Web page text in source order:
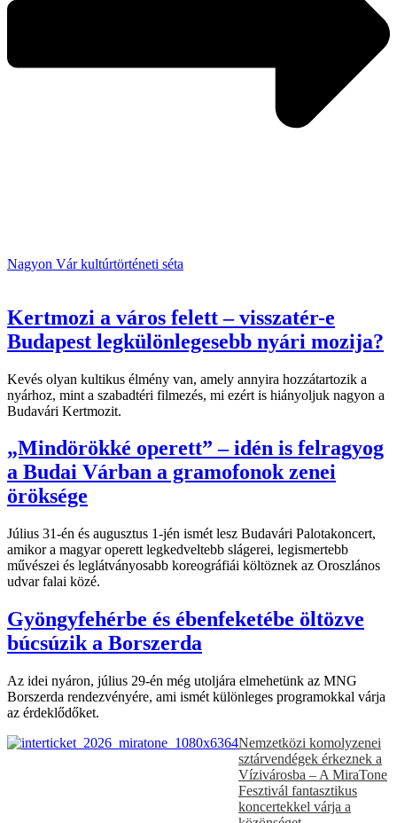
Nagyon Vár kultúrtörténeti séta
Kertmozi a város felett – visszatér-e
Budapest legkülönlegesebb nyári mozija?
Kevés olyan kultikus élmény van, amely annyira hozzátartozik a
nyárhoz, mint a szabadtéri filmezés, mi ezért is hiányoljuk nagyon a
Budavári Kertmozit.
„Mindörökké operett” – idén is felragyog
a Budai Várban a gramofonok zenei
öröksége
Július 31-én és augusztus 1-jén ismét lesz Budavári Palotakoncert,
amikor a magyar operett legkedveltebb slágerei, legismertebb
művészei és leglátványosabb koreográfiái költöznek az Oroszlános
udvar falai közé.
Gyöngyfehérbe és ébenfeketébe öltözve
búcsúzik a Borszerda
Az idei nyáron, július 29-én még utoljára elmehetünk az MNG
Borszerda rendezvényére, ami ismét különleges programokkal várja
az érdeklődőket.
Nemzetközi komolyzenei
sztárvendégek érkeznek a
Vízivárosba – A MiraTone
Fesztivál fantasztikus
koncertekkel várja a